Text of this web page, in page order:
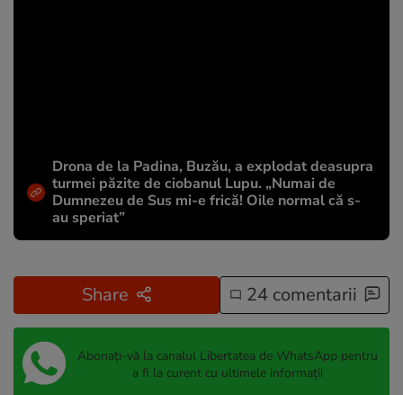
Drona de la Padina, Buzău, a explodat deasupra
turmei păzite de ciobanul Lupu. „Numai de
Dumnezeu de Sus mi-e frică! Oile normal că s-
au speriat”
Share 24 comentarii
Abonați-vă la canalul Libertatea de WhatsApp pentru
a fi la curent cu ultimele informații